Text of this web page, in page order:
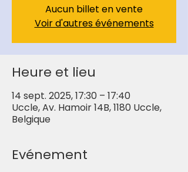
Aucun billet en vente
Voir d'autres événements
Heure et lieu
14 sept. 2025, 17:30 – 17:40
Uccle, Av. Hamoir 14B, 1180 Uccle,
Belgique
Evénement